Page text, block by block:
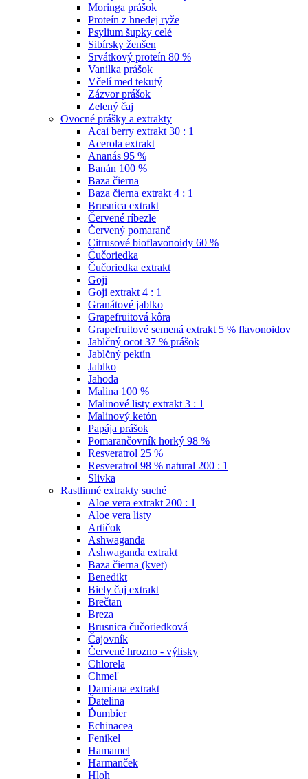
Moringa prášok
Proteín z hnedej ryže
Psylium šupky celé
Sibírsky ženšen
Srvátkový proteín 80 %
Vanilka prášok
Včelí med tekutý
Zázvor prášok
Zelený čaj
Ovocné prášky a extrakty
Acai berry extrakt 30 : 1
Acerola extrakt
Ananás 95 %
Banán 100 %
Baza čierna
Baza čierna extrakt 4 : 1
Brusnica extrakt
Červené ríbezle
Červený pomaranč
Citrusové bioflavonoidy 60 %
Čučoriedka
Čučoriedka extrakt
Goji
Goji extrakt 4 : 1
Granátové jablko
Grapefruitová kôra
Grapefruitové semená extrakt 5 % flavonoidov
Jablčný ocot 37 % prášok
Jablčný pektín
Jablko
Jahoda
Malina 100 %
Malinové listy extrakt 3 : 1
Malinový ketón
Papája prášok
Pomarančovník horký 98 %
Resveratrol 25 %
Resveratrol 98 % natural 200 : 1
Slivka
Rastlinné extrakty suché
Aloe vera extrakt 200 : 1
Aloe vera listy
Artičok
Ashwaganda
Ashwaganda extrakt
Baza čierna (kvet)
Benedikt
Biely čaj extrakt
Brečtan
Breza
Brusnica čučoriedková
Čajovník
Červené hrozno - výlisky
Chlorela
Chmeľ
Damiana extrakt
Ďatelina
Ďumbier
Echinacea
Fenikel
Hamamel
Harmanček
Hloh